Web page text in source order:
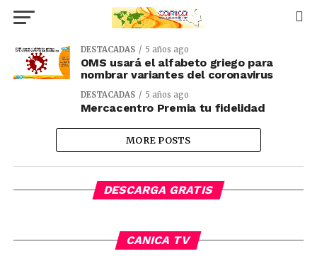
DESTACADAS 5 años ago
OMS usará el alfabeto griego para
nombrar variantes del coronavirus
DESTACADAS 5 años ago
Mercacentro Premia tu fidelidad
MORE POSTS
DESCARGA GRATIS
CANICA TV